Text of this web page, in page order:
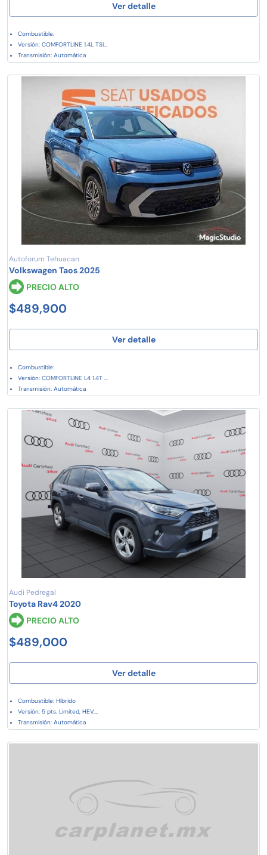
Ver detalle
Combustible:
Versión: COMFORTLINE 1.4L TSI...
Transmisión: Automática
Autoforum Tehuacan
Volkswagen Taos 2025
PRECIO ALTO
$489,900
Ver detalle
Combustible:
Versión: COMFORTLINE L4 1.4T ...
Transmisión: Automática
Audi Pedregal
Toyota Rav4 2020
PRECIO ALTO
$489,000
Ver detalle
Combustible: Híbrido
Versión: 5 pts. Limited, HEV,...
Transmisión: Automática